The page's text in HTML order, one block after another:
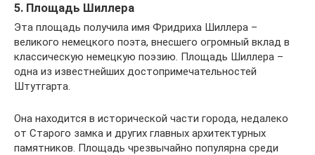
5. Площадь Шиллера
Эта площадь получила имя Фридриха Шиллера –
великого немецкого поэта, внесшего огромный вклад в
классическую немецкую поэзию. Площадь Шиллера –
одна из известнейших достопримечательностей
Штутгарта.
Она находится в исторической части города, недалеко
от Старого замка и других главных архитектурных
памятников. Площадь чрезвычайно популярна среди